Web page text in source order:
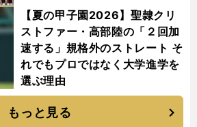
【夏の甲子園2026】聖隷クリ
ストファー・高部陸の「２回加
速する」規格外のストレート そ
れでもプロではなく大学進学を
選ぶ理由
もっと見る